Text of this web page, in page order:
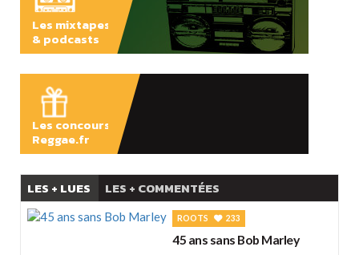
Les mixtapes
& podcasts
Les concours
Reggae.fr
LES + LUES LES + COMMENTÉES
ROOTS 233
45 ans sans Bob Marley